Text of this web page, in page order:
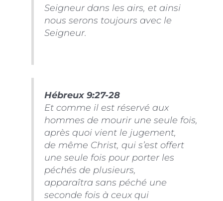
Seigneur dans les airs, et ainsi
nous serons toujours avec le
Seigneur.
Hébreux 9:27-28
Et comme il est réservé aux
hommes de mourir une seule fois,
après quoi vient le jugement,
de même Christ, qui s’est offert
une seule fois pour porter les
péchés de plusieurs,
apparaîtra sans péché une
seconde fois à ceux qui